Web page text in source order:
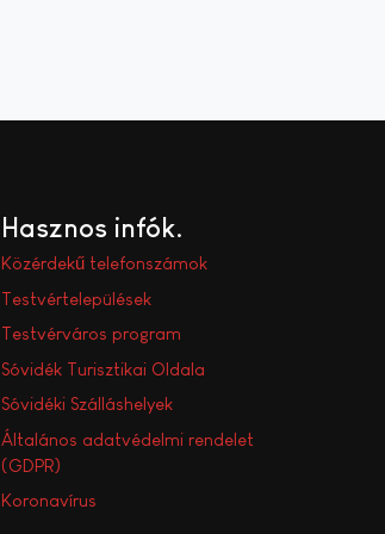
Hasznos infók
Közérdekű telefonszámok
Testvértelepülések
Testvérváros program
Sóvidék Turisztikai Oldala
Sóvidéki Szálláshelyek
Általános adatvédelmi rendelet
(GDPR)
Koronavírus